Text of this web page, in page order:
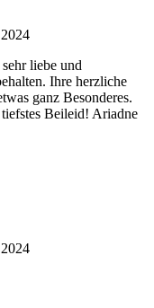
liebe und
Ihre herzliche
ganz Besonderes.
Beileid! Ariadne